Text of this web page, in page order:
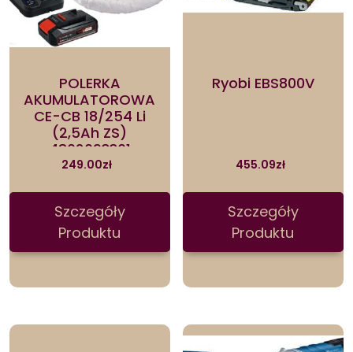
POLERKA
AKUMULATOROWA
CE-CB 18/254 Li
(2,5Ah ZS)
4802093301
249.00zł
Szczegóły
Produktu
Ryobi EBS800V
455.09zł
Szczegóły
Produktu